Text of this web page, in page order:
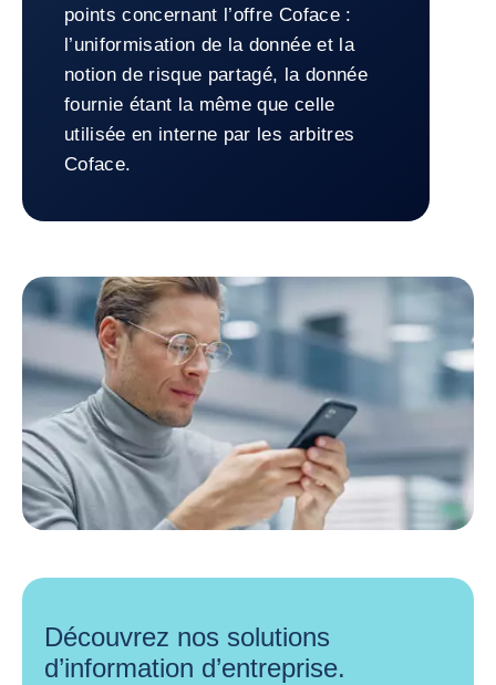
points concernant l’offre Coface :
l’uniformisation de la donnée et la
notion de risque partagé, la donnée
fournie étant la même que celle
utilisée en interne par les arbitres
Coface.
Découvrez nos solutions
d’information d’entreprise.